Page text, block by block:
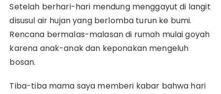
Setelah berhari-hari mendung menggayut di langit
disusul air hujan yang berlomba turun ke bumi.
Rencana bermalas-malasan di rumah mulai goyah
karena anak-anak dan keponakan mengeluh
bosan.
Tiba-tiba mama saya memberi kabar bahwa hari